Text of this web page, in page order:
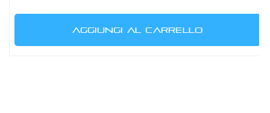
AGGIUNGI AL CARRELLO